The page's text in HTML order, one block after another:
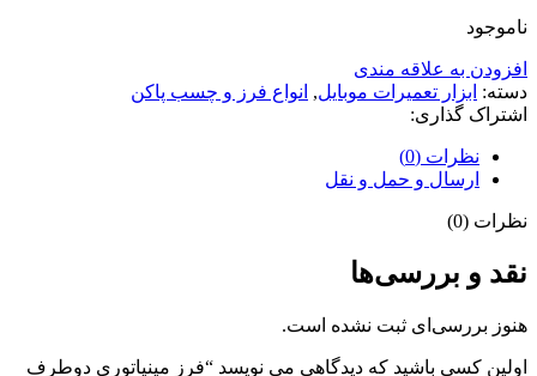
ناموجود
افزودن به علاقه مندی
دسته: ابزار تعمیرات موبایل, انواع فرز و چسب پاکن
اشتراک گذاری:
نظرات (0)
ارسال و حمل و نقل
نظرات (0)
نقد و بررسی‌ها
هنوز بررسی‌ای ثبت نشده است.
اولین کسی باشید که دیدگاهی می نویسد “فرز مینیاتوری دوطرف